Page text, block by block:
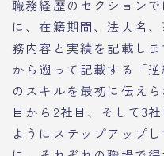
職務経歴のセクション
に、在籍期間、法人名
務内容と実績を記載し
から遡って記載する「
のスキルを最初に伝え
目から2社目、そして3
ようにステップアップ